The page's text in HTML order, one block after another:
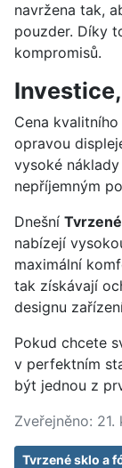
navržena tak,
pouzder. Díky
kompromisů.
Cena
opravou
vysoké
nepříjemným
Dnešní
nabízejí
maximální
tak získávají
designu
Pokud chcete
v perfektním
být jednou z
Zveřejněno:
Tvrzené sklo a